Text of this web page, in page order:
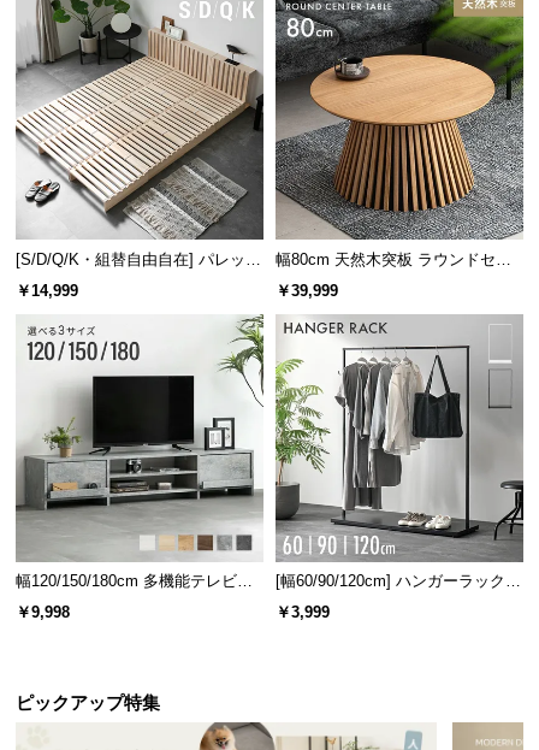
[S/D/Q/K・組替自由自在] パレット
ベッド 8/12/16枚セット
￥14,999
幅80cm 天然木突板 ラウンドセン
ターテーブル 美しい格子デザイン
￥39,999
幅120/150/180cm 多機能テレビボ
ード 木目/石目調 オープン収納・
￥9,998
[幅60/90/120cm] ハンガーラック
スチール 4段階高さ調節 サイドフ
￥3,999
ピックアップ特集